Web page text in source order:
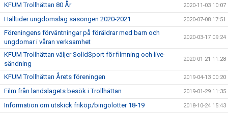
KFUM Trollhättan 80 År 2020-11-03 10:07
Halltider ungdomslag säsongen 2020-2021 2020-07-08 17:51
Föreningens förväntningar på föräldrar med barn och
ungdomar i våran verksamhet
2020-03-17 09:24
KFUM Trollhättan väljer SolidSport för filmning och live-
sändning
2020-01-21 11:28
KFUM Trollhättan Årets föreningen 2019-04-13 00:20
Film från landslagets besök i Trollhättan 2019-01-29 11:35
Information om utskick friköp/bingolotter 18-19 2018-10-24 15:43